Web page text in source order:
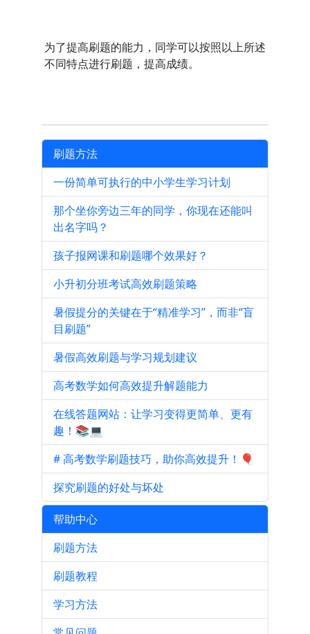
为了提高刷题的能力，同学可以按照以上所述
不同特点进行刷题，提高成绩。
刷题方法
一份简单可执行的中小学生学习计划
那个坐你旁边三年的同学，你现在还能叫
出名字吗？
孩子报网课和刷题哪个效果好？
小升初分班考试高效刷题策略
暑假提分的关键在于“精准学习”，而非“盲
目刷题”
暑假高效刷题与学习规划建议
高考数学如何高效提升解题能力
在线答题网站：让学习变得更简单、更有
趣！📚💻
# 高考数学刷题技巧，助你高效提升！🎈
探究刷题的好处与坏处
帮助中心
刷题方法
刷题教程
学习方法